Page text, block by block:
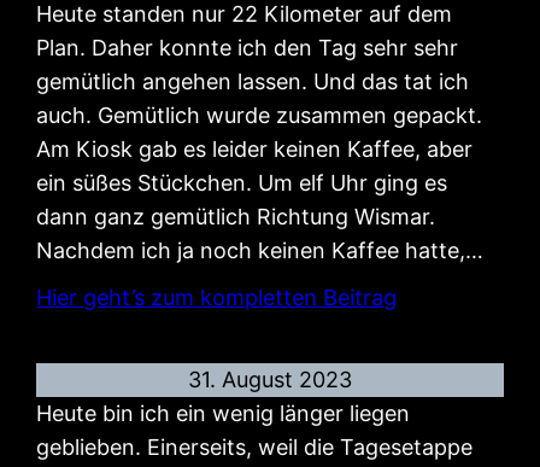
Heute standen nur 22 Kilometer auf dem
Plan. Daher konnte ich den Tag sehr sehr
gemütlich angehen lassen. Und das tat ich
auch. Gemütlich wurde zusammen gepackt.
Am Kiosk gab es leider keinen Kaffee, aber
ein süßes Stückchen. Um elf Uhr ging es
dann ganz gemütlich Richtung Wismar.
Nachdem ich ja noch keinen Kaffee hatte,…
Hier geht’s zum kompletten Beitrag
31. August 2023
Heute bin ich ein wenig länger liegen
geblieben. Einerseits, weil die Tagesetappe